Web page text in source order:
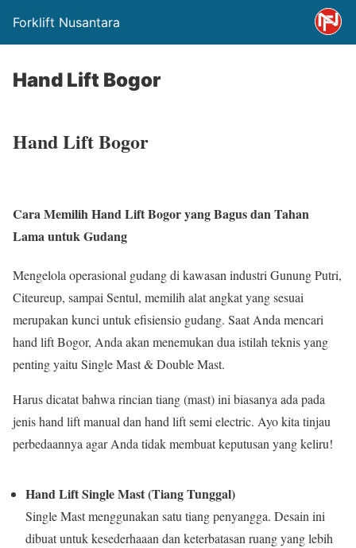
Forklift Nusantara
Hand Lift Bogor
Hand Lift Bogor
Cara Memilih Hand Lift Bogor yang Bagus dan Tahan
Lama untuk Gudang
Mengelola operasional gudang di kawasan industri Gunung Putri,
Citeureup, sampai Sentul, memilih alat angkat yang sesuai
merupakan kunci untuk efisiensio gudang. Saat Anda mencari
hand lift Bogor, Anda akan menemukan dua istilah teknis yang
penting yaitu Single Mast & Double Mast.
Harus dicatat bahwa rincian tiang (mast) ini biasanya ada pada
jenis hand lift manual dan hand lift semi electric. Ayo kita tinjau
perbedaannya agar Anda tidak membuat keputusan yang keliru!
Hand Lift Single Mast (Tiang Tunggal)
Single Mast menggunakan satu tiang penyangga. Desain ini
dibuat untuk kesederhaaan dan keterbatasan ruang yang lebih